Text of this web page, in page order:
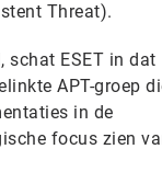
Threat).
schat ESET in dat
APT-groep
in de
focus zien